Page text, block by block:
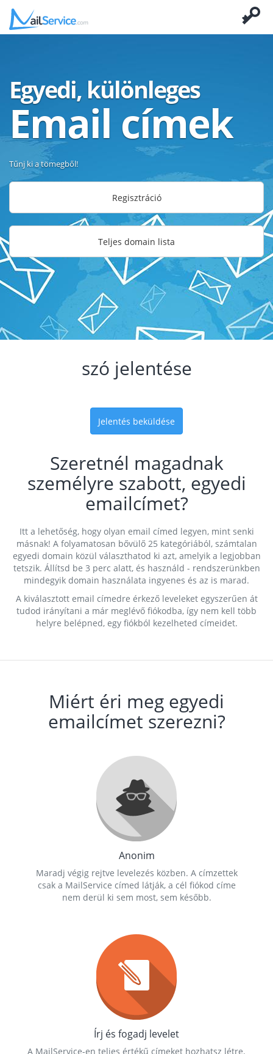
Egyedi, különleges
Email címek
Tűnj ki a tömegből!
Regisztráció
Teljes domain lista
szó jelentése
Jelentés beküldése
Szeretnél magadnak
személyre szabott, egyedi
emailcímet?
Itt a lehetőség, hogy olyan email címed legyen, mint senki
másnak! A folyamatosan bővülő 25 kategóriából, számtalan
egyedi domain közül választhatod ki azt, amelyik a legjobban
tetszik. Állítsd be 3 perc alatt, és használd - rendszerünkben
mindegyik domain használata ingyenes és az is marad.
A kiválasztott email címedre érkező leveleket egyszerűen át
tudod irányítani a már meglévő fiókodba, így nem kell több
helyre belépned, egy fiókból kezelheted címeidet.
Miért éri meg egyedi
emailcímet szerezni?
Anonim
Maradj végig rejtve levelezés közben. A címzettek
csak a MailService címed látják, a cél fiókod címe
nem derül ki sem most, sem később.
Írj és fogadj levelet
A MailService-en teljes értékű címeket hozhatsz létre.